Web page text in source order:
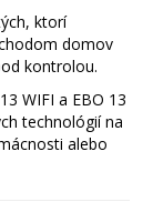
ktorí
domov
kontrolou.
WIFI a EBO 13
technológií na
alebo